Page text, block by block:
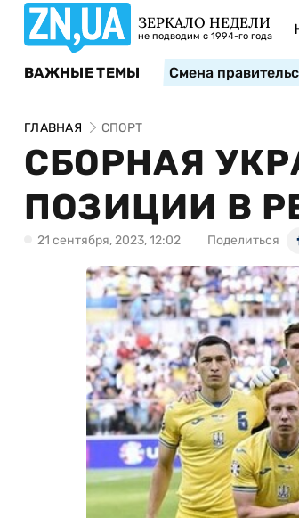
ЗЕРКАЛО НЕДЕЛИ
не подводим с 1994-го года
ВАЖНЫЕ ТЕМЫ Смена
ГЛАВНАЯ СПОРТ
СБОРНАЯ
ПОЗИЦИИ В
21 сентября, 2023, 12:02 Поделиться